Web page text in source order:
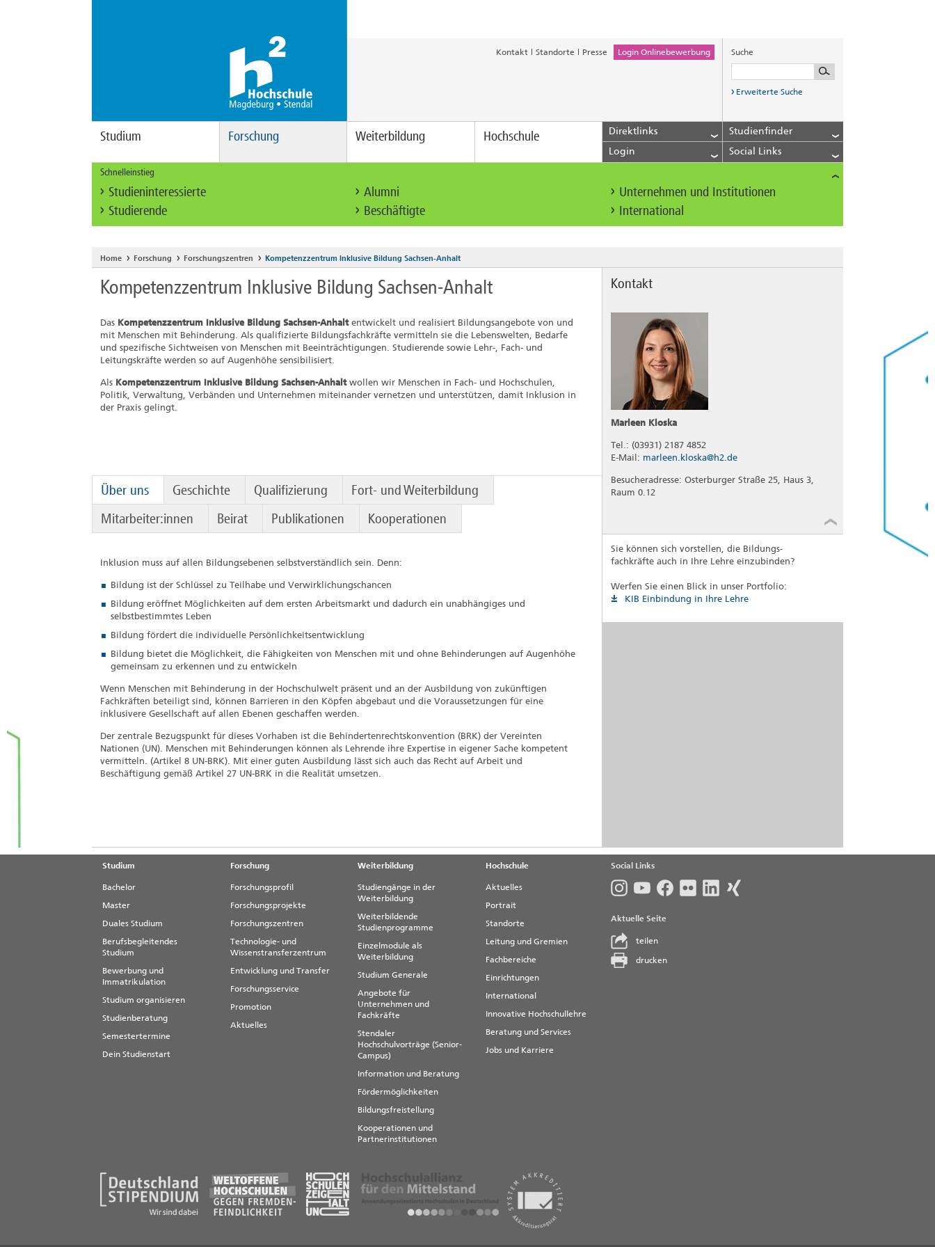
Kontakt Standorte Presse Login Onlinebewerbung Suche
Erweiterte Suche
Studium Forschung Weiterbildung Hochschule Direktlinks
Studienfinder
Login
Social Links
Schnelleinstieg
Studieninteressierte Alumni
Unternehmen und Institutionen
Studierende
Beschäftigte International
Home Forschung Forschungszentren Kompetenzzentrum Inklusive Bildung Sachsen-Anhalt
Kompetenzzentrum Inklusive Bildung Sachsen-Anhalt
Das Kompetenzzentrum Inklusive Bildung Sachsen-Anhaltentwickelt und realisiert Bildungsangebote von und
mit Menschen mit Behinderung. Als qualifizierte Bildungsfachkräfte vermitteln sie die Lebenswelten, Bedarfe
und spezifische Sichtweisen von Menschen mit Beeinträchtigungen. Studierende sowie Lehr-, Fach- und
Leitungskräfte werden so auf Augenhöhe sensibilisiert.
Als Kompetenzzentrum Inklusive Bildung Sachsen-Anhaltwollen wir Menschen in Fach- und Hochschulen,
Politik, Verwaltung, Verbänden und Unternehmen miteinander vernetzen und unterstützen, damit Inklusion in
der Praxis gelingt.
Über uns Geschichte Qualifizierung
Fort- und Weiterbildung
Mitarbeiter:innen
Beirat Publikationen Kooperationen
Inklusion muss auf allen Bildungsebenen selbstverständlich sein. Denn:
Bildung ist der Schlüssel zu Teilhabe und Verwirklichungschancen
Bildung eröffnet Möglichkeiten auf dem ersten Arbeitsmarkt und dadurch ein unabhängiges und
selbstbestimmtes Leben
Bildung fördert die individuelle Persönlichkeitsentwicklung
Bildung bietet die Möglichkeit, die Fähigkeiten von Menschen mit und ohne Behinderungen auf Augenhöhe
gemeinsam zu erkennen und zu entwickeln
Wenn Menschen mit Behinderung in der Hochschulwelt präsent und an der Ausbildung von zukünftigen
Fachkräften beteiligt sind, können Barrieren in den Köpfen abgebaut und die Voraussetzungen für eine
inklusivere Gesellschaft auf allen Ebenen geschaffen werden.
Der zentrale Bezugspunkt für dieses Vorhaben ist die Behindertenrechtskonvention (BRK) der Vereinten
Nationen (UN). Menschen mit Behinderungen können als Lehrende ihre Expertise in eigener Sache kompetent
vermitteln. (Artikel 8 UN-BRK). Mit einer guten Ausbildung lässt sich auch das Recht auf Arbeit und
Beschäftigung gemäß Artikel 27 UN-BRK in die Realität umsetzen.
Kontakt
Marleen Kloska
Tel.: (03931) 2187 4852
E-Mail: marleen.kloska@h2.de
Besucheradresse: Osterburger Straße 25, Haus 3,
Raum 0.12
Sie können sich vorstellen, die Bildungs-
fachkräfte auch in Ihre Lehre einzubinden?
Werfen Sie einen Blick in unser Portfolio:
KIB Einbindung in Ihre Lehre
Studium
Bachelor
Master
Duales Studium
Berufsbegleitendes
Studium
Bewerbung und
Immatrikulation
Studium organisieren
Studienberatung
Semestertermine
Dein Studienstart
Forschung
Forschungsprofil
Forschungsprojekte
Forschungszentren
Technologie- und
Wissenstransferzentrum
Entwicklung und Transfer
Forschungsservice
Promotion
Aktuelles
Weiterbildung
Studiengänge in der
Weiterbildung
Weiterbildende
Studienprogramme
Einzelmodule als
Weiterbildung
Studium Generale
Angebote für
Unternehmen und
Fachkräfte
Stendaler
Hochschulvorträge (Senior-
Campus)
Information und Beratung
Fördermöglichkeiten
Bildungsfreistellung
Kooperationen und
Partnerinstitutionen
Hochschule
Aktuelles
Portrait
Standorte
Leitung und Gremien
Fachbereiche
Einrichtungen
International
Innovative Hochschullehre
Beratung und Services
Jobs und Karriere
Social Links
Aktuelle Seite
teilen
drucken